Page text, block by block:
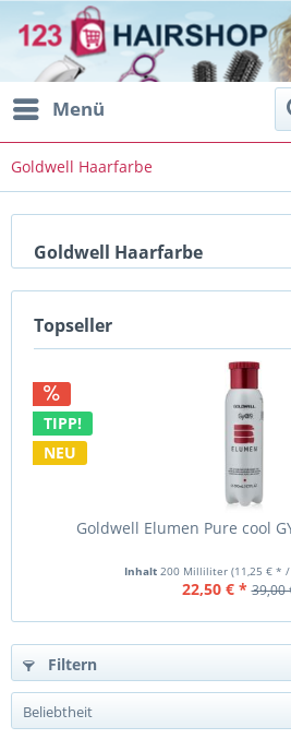
Menü
Goldwell Haarfarbe
Goldwell Haarfarbe
Topseller
TIPP!
NEU
Goldwell Elumen Pure cool
Inhalt 200 Milliliter (11,25 € *
22,50 € * 39,00
Filtern